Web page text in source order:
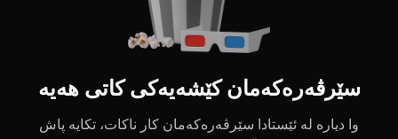
سێرڤەرەکەمان کێشەیەکی کاتی هەیە
وا دیارە لە ئێستادا سێرڤەرەکەمان کار ناکات، تکایە پاش